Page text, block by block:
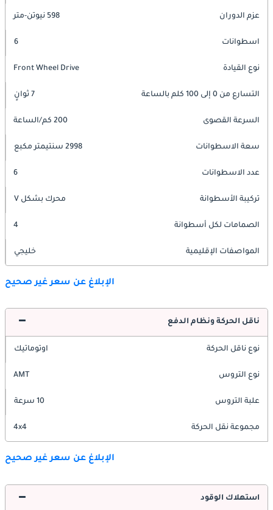
عزم الدوران 598 نيوتن-متر
اسطوانات 6
نوع القيادة Front Wheel Drive
التسارع من 0 إلى 100 كلم بالساعة 7 ثوانٍ
السرعة القصوى 200 كم/الساعة
سعة الاسطوانات 2998 سنتيمتر مكبع
عدد الاسطوانات 6
تركيبة الأسطوانة محرك بشكل V
الصمامات لكل أسطوانة 4
المواصفات الإقليمية خليجي
الإبلاغ عن سعر غير صحيح
ناقل الحركة ونظام الدفع
نوع ناقل الحركة اوتوماتيك
نوع التروس AMT
علبة التروس 10 سرعة
مجموعة نقل الحركة 4x4
الإبلاغ عن سعر غير صحيح
استهلاك الوقود